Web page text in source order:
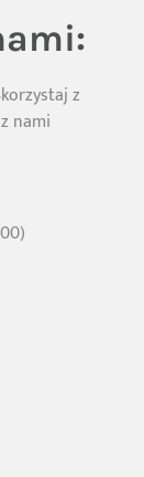
z
nami